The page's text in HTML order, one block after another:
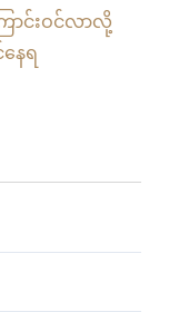
ာင်းဝင်လာလို့
ေရ